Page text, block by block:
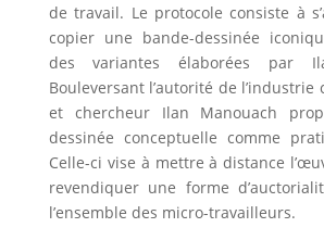
de travail. Le protocole consiste à
copier une bande-dessinée
des variantes élaborées par
Bouleversant l’autorité de l’industrie
et chercheur Ilan Manouach
dessinée conceptuelle comme
Celle-ci vise à mettre à distance
revendiquer une forme
l’ensemble des micro-travailleurs.